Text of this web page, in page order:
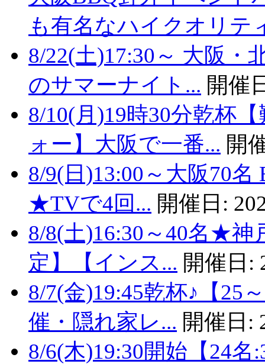
も有名なハイクオリテ
8/22(土)17:30～ 大阪
のサマーナイト... 開催
8/10(月)19時30分乾杯
ォー】大阪で一番... 開
8/9(日)13:00～大阪70
★TVで4回... 開催日:
8/8(土)16:30～40名★神
定】【インス... 開催日:
8/7(金)19:45乾杯♪【25
催・隠れ家レ... 開催日:
8/6(木)19:30開始【24